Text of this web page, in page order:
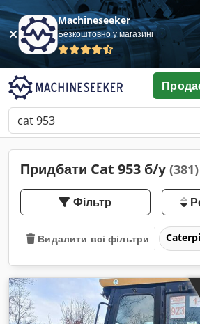
Machineseeker
Безкоштовно у магазині
Придбати Cat 953 б/у (381)
Фільтр
Видалити всі фільтри